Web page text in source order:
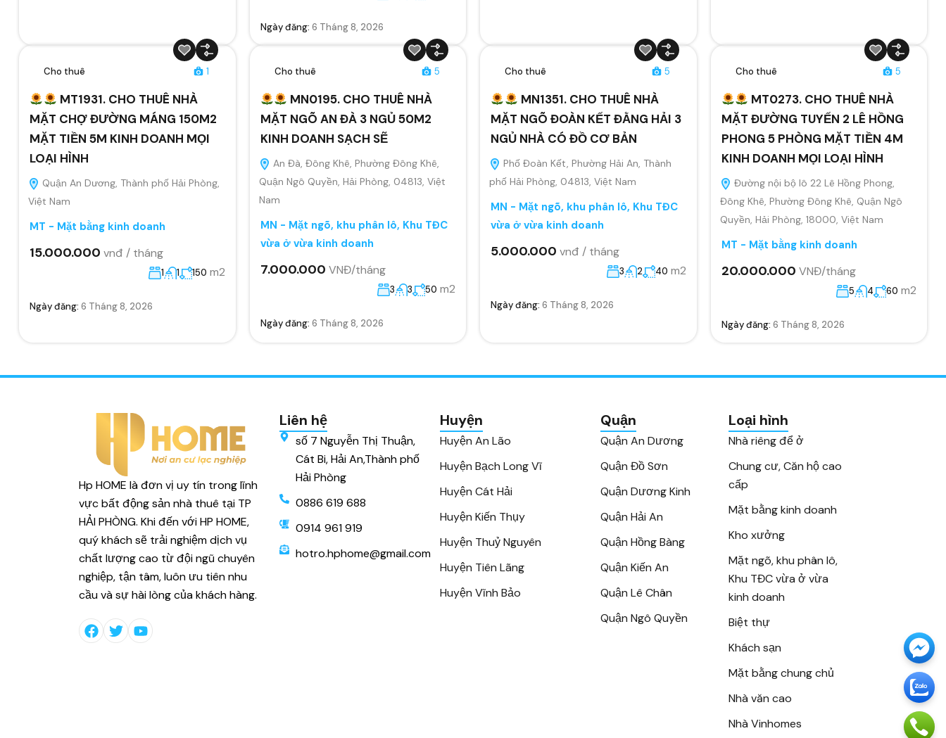
Ngày đăng: 6 Tháng 8, 2026
Cho thuê 1
MT1931. CHO THUÊ NHÀ
MẶT CHỢ ĐƯỜNG MÁNG 150M2
MẶT TIỀN 5M KINH DOANH MỌI
LOẠI HÌNH
Quận An Dương, Thành phố Hải Phòng,
Việt Nam
MT - Mặt bằng kinh doanh
15.000.000 vnđ / tháng
1 1 150 m2
Ngày đăng: 6 Tháng 8, 2026
Cho thuê 5
MN0195. CHO THUÊ NHÀ
MẶT NGÕ AN ĐÀ 3 NGỦ 50M2
KINH DOANH SẠCH SẼ
An Đà, Đông Khê, Phường Đông Khê,
Quận Ngô Quyền, Hải Phòng, 04813, Việt
Nam
MN - Mặt ngõ, khu phân lô, Khu TĐC
vừa ở vừa kinh doanh
7.000.000 VNĐ/tháng
3 3 50 m2
Ngày đăng: 6 Tháng 8, 2026
Cho thuê 5
MN1351. CHO THUÊ NHÀ
MẶT NGÕ ĐOÀN KẾT ĐẰNG HẢI 3
NGỦ NHÀ CÓ ĐỒ CƠ BẢN
Phố Đoàn Kết, Phường Hải An, Thành
phố Hải Phòng, 04813, Việt Nam
MN - Mặt ngõ, khu phân lô, Khu TĐC
vừa ở vừa kinh doanh
5.000.000 vnđ / tháng
3 2 40 m2
Ngày đăng: 6 Tháng 8, 2026
Cho thuê 5
MT0273. CHO THUÊ NHÀ
MẶT ĐƯỜNG TUYẾN 2 LÊ HỒNG
PHONG 5 PHÒNG MẶT TIỀN 4M
KINH DOANH MỌI LOẠI HÌNH
Đường nội bộ lô 22 Lê Hồng Phong,
Đông Khê, Phường Đông Khê, Quận Ngô
Quyền, Hải Phòng, 18000, Việt Nam
MT - Mặt bằng kinh doanh
20.000.000 VNĐ/tháng
5 4 60 m2
Ngày đăng: 6 Tháng 8, 2026
Hp HOME là đơn vị uy tín trong lĩnh
vực bất động sản nhà thuê tại TP
HẢI PHÒNG. Khi đến với HP HOME,
quý khách sẽ trải nghiệm dịch vụ
chất lượng cao từ đội ngũ chuyên
nghiệp, tận tâm, luôn ưu tiên nhu
cầu và sự hài lòng của khách hàng.
Liên hệ
số 7 Nguyễn Thị Thuận,
Cát Bi, Hải An,Thành phố
Hải Phòng
0886 619 688
0914 961 919
hotro.hphome@gmail.com
Huyện
Huyện An Lão
Huyện Bạch Long Vĩ
Huyện Cát Hải
Huyện Kiến Thụy
Huyện Thuỷ Nguyên
Huyện Tiên Lãng
Huyện Vĩnh Bảo
Quận
Quận An Dương
Quận Đồ Sơn
Quận Dương Kinh
Quận Hải An
Quận Hồng Bàng
Quận Kiến An
Quận Lê Chân
Quận Ngô Quyền
Loại hình
Nhà riêng để ở
Chung cư, Căn hộ cao
cấp
Mặt bằng kinh doanh
Kho xưởng
Mặt ngõ, khu phân lô,
Khu TĐC vừa ở vừa
kinh doanh
Biệt thự
Khách sạn
Mặt bằng chung chủ
Nhà văn cao
Nhà Vinhomes